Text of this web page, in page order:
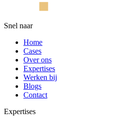
Snel naar
Home
Cases
Over ons
Expertises
Werken bij
Blogs
Contact
Expertises